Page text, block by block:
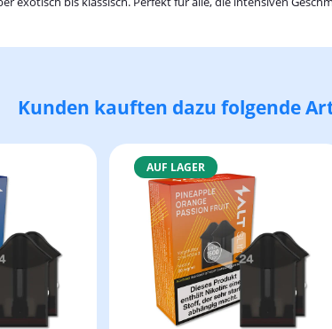
Kunden kauften dazu folgende
AUF LAGER